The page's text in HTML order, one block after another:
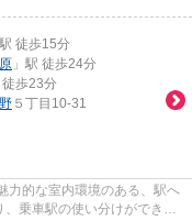
駅 徒歩15分
」駅 徒歩24分
徒歩23分
５丁目10-31
力的な室内環境のある、駅へ
乗車駅の使い分けができま